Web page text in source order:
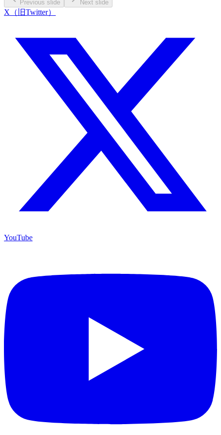
Previous slide Next slide
X（旧Twitter）
YouTube